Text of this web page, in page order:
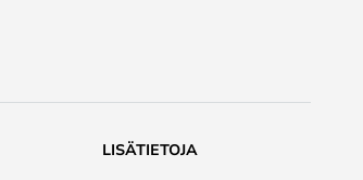
LISÄTIETOJA